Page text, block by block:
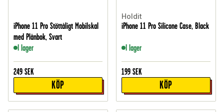
iPhone 11 Pro Stöttåligt Mobilskal
med Plånbok, Svart
I lager
249 SEK
KÖP
Holdit
iPhone 11 Pro Silicone Case, Black
I lager
199 SEK
KÖP